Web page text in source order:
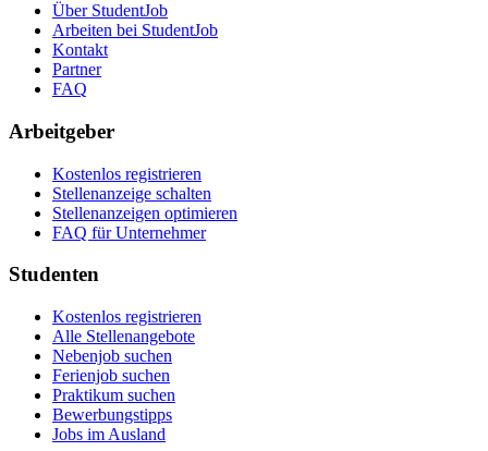
Über StudentJob
Arbeiten bei StudentJob
Kontakt
Partner
FAQ
Arbeitgeber
Kostenlos registrieren
Stellenanzeige schalten
Stellenanzeigen optimieren
FAQ für Unternehmer
Studenten
Kostenlos registrieren
Alle Stellenangebote
Nebenjob suchen
Ferienjob suchen
Praktikum suchen
Bewerbungstipps
Jobs im Ausland